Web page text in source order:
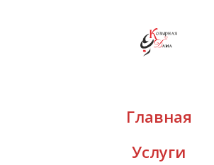
Главная
Услуги